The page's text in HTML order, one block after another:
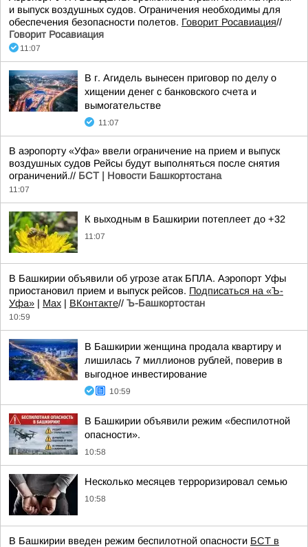
и выпуск воздушных судов. Ограничения необходимы для
обеспечения безопасности полетов. Говорит Росавиация//
Говорит Росавиация
11:07
В г. Агидель вынесен приговор по делу о
хищении денег с банковского счета и
вымогательстве
11:07
В аэропорту «Уфа» ввели ограничение на прием и выпуск
воздушных судов Рейсы будут выполняться после снятия
ограничений.// БСТ | Новости Башкортостана
11:07
К выходным в Башкирии потеплеет до +32
11:07
В Башкирии объявили об угрозе атак БПЛА. Аэропорт Уфы
приостановил прием и выпуск рейсов. Подписаться на «Ъ-
Уфа» | Max | ВКонтакте// Ъ-Башкортостан
10:59
В Башкирии женщина продала квартиру и
лишилась 7 миллионов рублей, поверив в
выгодное инвестирование
10:59
В Башкирии объявили режим «беспилотной
опасности».
10:58
Несколько месяцев терроризировал семью
10:58
В Башкирии введен режим беспилотной опасности БСТ в